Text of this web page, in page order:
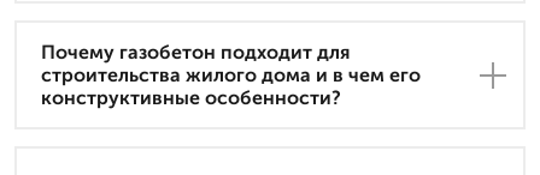
Почему газобетон подходит для
строительства жилого дома и в чем его
конструктивные особенности?